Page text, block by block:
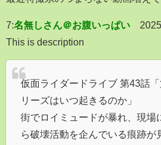
7:名無しさん＠お腹いっぱい
This is description
仮面ライダードライブ 第43話
リーズはいつ起きるのか」
街でロイミュードが暴れ、現場
ら破壊活動を企んでいる痕跡が